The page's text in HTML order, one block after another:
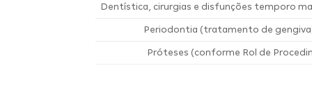
Dentística, cirurgias e disfunções temporo
Periodontia (tratamento de
Próteses (conforme Rol de